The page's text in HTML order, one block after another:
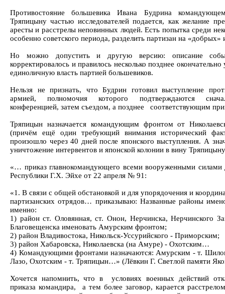
Противостояние большевика Ивана Будрина
Тряпицыну частью исследователей подается, как желание
аресты и расстрелы неповинных людей. Есть попытка среди
особенно советского периода, разделить партизан на «добрых»
Но можно допустить и другую версию: описание
корректировалось и правилось несколько позднее
единоличную власть партией большевиков.
Нельзя не признать, что Будрин готовил выступление
армией, полномочия которого подтверждаются
конференцией, затем съездом, а позднее соответствующим
Тряпицын назначается командующим фронтом от
(причём ещё один требующий внимания исторический
произошло через 40 дней после японского выступления. А
уничтожение интервентов и японской колонии в вину
«… приказ главнокомандующего всеми вооруженными силами
Республики Г.Х. Эйхе от 22 апреля № 91:
«1. В связи с общей обстановкой и для упорядочения и
партизанских отрядов… приказываю: Названные районы
именно:
1) район ст. Оловянная, ст. Онон, Нерчинска, Нерчинского
Благовещенска именовать Амурским фронтом;
2) район Владивостока, Никольск-Уссурийского - Приморским;
3) район Хабаровска, Николаевска (на Амуре) - Охотским…
4) Командующими фронтами назначаются: Амурским - т.
Лазо, Охотским - т. Тряпицын…» (Лёвкин Г. Светлой памяти
Хочется напомнить, что в условиях военных действий
приказа командира, а тем более заговор, карается